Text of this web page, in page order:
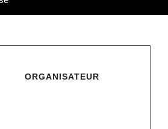
ORGANISATEUR